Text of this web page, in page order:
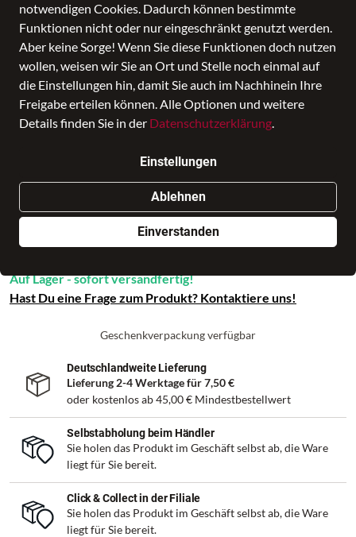
notwendigen Cookies. Dadurch können bestimmte
Funktionen nicht oder nur eingeschränkt genutzt werden.
Aber keine Sorge! Wenn Sie diese Funktionen doch nutzen
wollen, weisen wir Sie an Ort und Stelle noch einmal auf
die Einstellungen hin, damit Sie auch im Nachhinein Ihre
Freigabe erteilen können. Alle Optionen und weitere
Details finden Sie in der Datenschutzerklärung.
Einstellungen
Ablehnen
Einverstanden
In den Warenkorb
Auf Lager - sofort versandfertig!
Hast Du eine Frage zum Produkt? Kontaktiere uns!
Geschenkverpackung verfügbar
Deutschlandweite Lieferung
Lieferung 2-4 Werktage für7,50 €
oder kostenlos ab45,00 € Mindestbestellwert
Selbstabholung beim Händler
Sie holen das Produkt im Geschäft selbst ab, die Ware
liegt für Sie bereit.
Click & Collect in der Filiale
Sie holen das Produkt im Geschäft selbst ab, die Ware
liegt für Sie bereit.